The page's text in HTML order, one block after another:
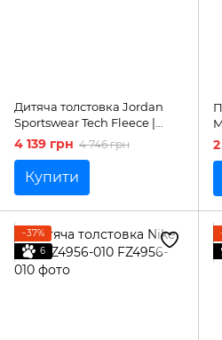
Дитяча толстовка Jordan
Sportswear Tech Fleece |
HV8695-634
4 139 грн 4 746 грн
Купити
−37%
6